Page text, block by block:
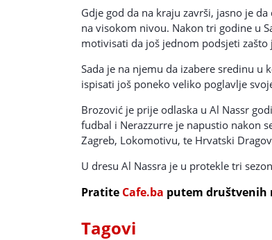
Gdje god da na kraju završi, jasno je
na visokom nivou. Nakon tri godine u
motivisati da još jednom podsjeti
Sada je na njemu da izabere sredinu
ispisati još poneko veliko poglavlje
Brozović je prije odlaska u Al Nassr
fudbal i Nerazzurre je napustio nakon
Zagreb, Lokomotivu, te Hrvatski
U dresu Al Nassra je u protekle tri
Pratite Cafe.ba putem društvenih
Tagovi